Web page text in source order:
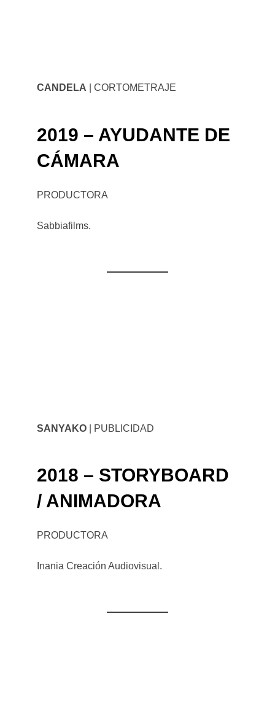
CANDELA | CORTOMETRAJE
2019 – AYUDANTE DE
CÁMARA
PRODUCTORA
Sabbiafilms.
SANYAKO | PUBLICIDAD
2018 – STORYBOARD
/ ANIMADORA
PRODUCTORA
Inania Creación Audiovisual.